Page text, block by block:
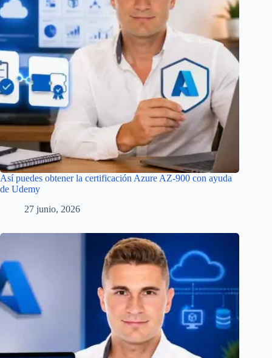
Así puedes obtener la certificación Azure AZ-900 con ayuda
de Udemy
27 junio, 2026